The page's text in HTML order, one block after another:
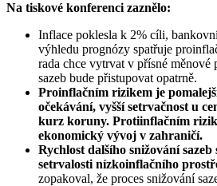
Na tiskové konferenci zaznělo:
Inflace poklesla k 2% cíli,
výhledu prognózy spatřuje
rada chce vytrvat v přísné měnové
sazeb bude přistupovat opatrně.
Proinflačním rizikem je
očekávání, vyšší setrvačnost u
kurz koruny. Protiinflačním
ekonomický vývoj v zahraničí.
Rychlost dalšího snižování
setrvalosti nízkoinflačního
zopakoval, že proces snižování